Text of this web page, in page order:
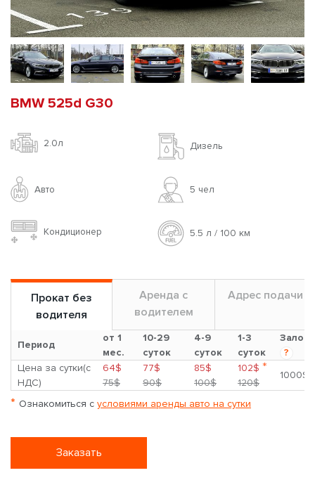
BMW 525d G30
2.0л Дизель
Авто 5 чел
Кондиционер 5.5 л / 100 км
Прокат без
водителя
Аренда с
водителем
Адрес подачи
Период
от 1
мес.
10-29
суток
4-9
суток
1-3
суток
Залог
?
Цена за сутки(с
НДС)
64$
75$
77$
90$
85$
100$
102$ *
120$
1000$
* Ознакомиться с условиями аренды авто на сутки
Заказать